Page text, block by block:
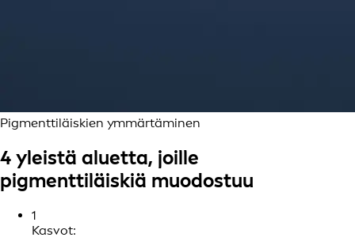
Pigmenttiläiskien ymmärtäminen
4 yleistä aluetta, joille
pigmenttiläiskiä muodostuu
1
Kasvot: